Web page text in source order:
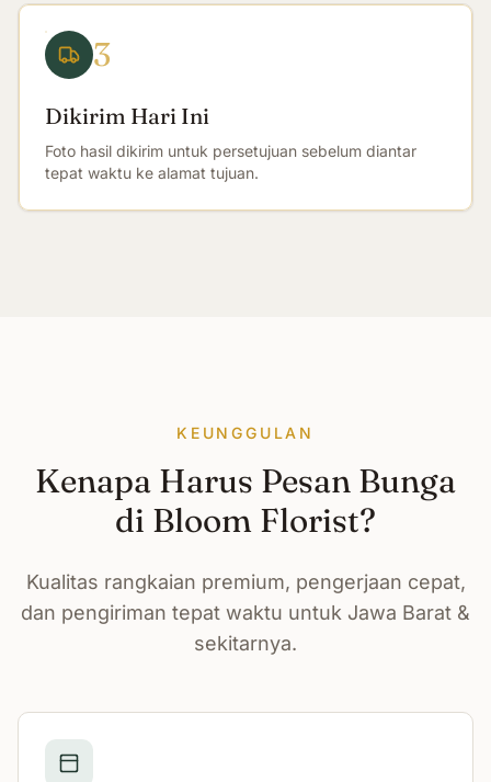
3
Dikirim Hari Ini
Foto hasil dikirim untuk persetujuan sebelum diantar
tepat waktu ke alamat tujuan.
KEUNGGULAN
Kenapa Harus Pesan Bunga
di Bloom Florist?
Kualitas rangkaian premium, pengerjaan cepat,
dan pengiriman tepat waktu untuk Jawa Barat &
sekitarnya.